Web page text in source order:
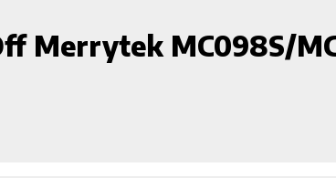
Merrytek MC098S/